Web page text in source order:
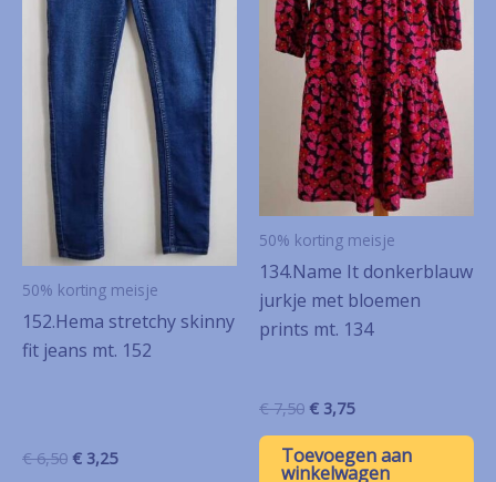
50% korting meisje
152.Hema stretchy skinny
fit jeans mt. 152
€6,50 Oorspronkelijke
€ 3,25Huidige
50% korting meisje
134.Name It donkerblauw
jurkje met bloemen
prints mt. 134
€7,50 Oorspronkelijke
was:
€ 7,50.
€ 3,75Huidige
is:
€ 3,75.
Toevoegen aan
winkelwagen